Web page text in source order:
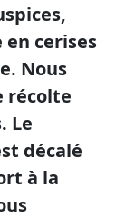
en cerises
Nous
récolte
Le
décalé
à la